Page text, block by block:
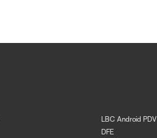
LBC Android PDV
DFE